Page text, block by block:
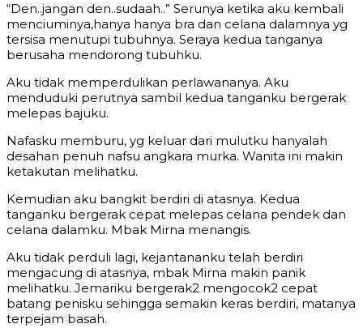
“Den..jangan den..sudaah..” Serunya ketika aku kembali
menciuminya,hanya hanya bra dan celana dalamnya yg
tersisa menutupi tubuhnya. Seraya kedua tanganya
berusaha mendorong tubuhku.
Aku tidak memperdulikan perlawananya. Aku
menduduki perutnya sambil kedua tanganku bergerak
melepas bajuku.
Nafasku memburu, yg keluar dari mulutku hanyalah
desahan penuh nafsu angkara murka. Wanita ini makin
ketakutan melihatku.
Kemudian aku bangkit berdiri di atasnya. Kedua
tanganku bergerak cepat melepas celana pendek dan
celana dalamku. Mbak Mirna menangis.
Aku tidak perduli lagi, kejantananku telah berdiri
mengacung di atasnya, mbak Mirna makin panik
melihatku. Jemariku bergerak2 mengocok2 cepat
batang penisku sehingga semakin keras berdiri, matanya
terpejam basah.